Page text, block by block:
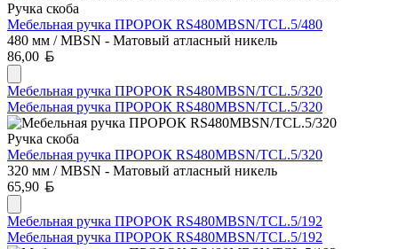
Ручка скоба
Мебельная ручка ПРОРОК RS480MBSN/TCL.5/480
480 мм / MBSN - Матовый атласный никель
86,00
Мебельная ручка ПРОРОК RS480MBSN/TCL.5/320
Мебельная ручка ПРОРОК RS480MBSN/TCL.5/320
Ручка скоба
Мебельная ручка ПРОРОК RS480MBSN/TCL.5/320
320 мм / MBSN - Матовый атласный никель
65,90
Мебельная ручка ПРОРОК RS480MBSN/TCL.5/192
Мебельная ручка ПРОРОК RS480MBSN/TCL.5/192